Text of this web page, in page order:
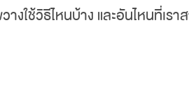
งใช้วิธีไหนบ้าง และอันไหนที่เร